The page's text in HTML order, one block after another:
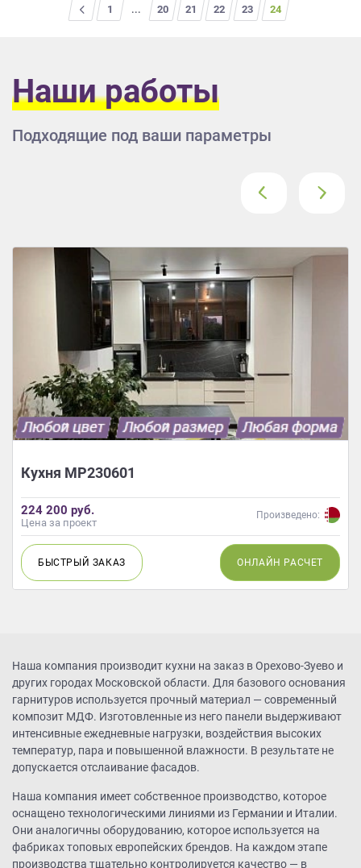
1 ... 20 21 22 23 24
Наши работы
Подходящие под ваши параметры
Кухня МР230601
224 200 руб.
Цена за проект
Произведено:
БЫСТРЫЙ ЗАКАЗ ОНЛАЙН РАСЧЕТ
Наша компания производит кухни на заказ в Орехово-Зуево и
других городах Московской области. Для базового основания
гарнитуров используется прочный материал — современный
композит МДФ. Изготовленные из него панели выдерживают
интенсивные ежедневные нагрузки, воздействия высоких
температур, пара и повышенной влажности. В результате не
допускается отслаивание фасадов.
Наша компания имеет собственное производство, которое
оснащено технологическими линиями из Германии и Италии.
Они аналогичны оборудованию, которое используется на
фабриках топовых европейских брендов. На каждом этапе
производства тщательно контролируется качество — в